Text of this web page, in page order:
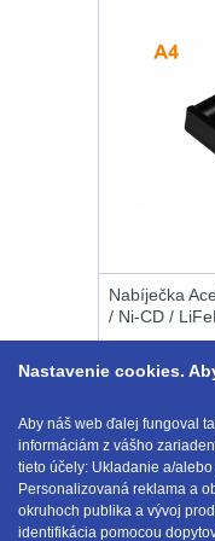
akumulátorů
Na elektroniku
Na suchý zip
Na svítilny2
Cestovné
Na zbraň33
Nabíječka
/ Ni-CD /
29.90 €-
27.95 € s
E-
Nastavenie cookies.
Aby náš web ďalej fungoval
informáciám z vášho
tieto účely: Ukladanie a/
Personalizovaná reklama a
okruhoch publika a vývoj
identifikácia pomocou